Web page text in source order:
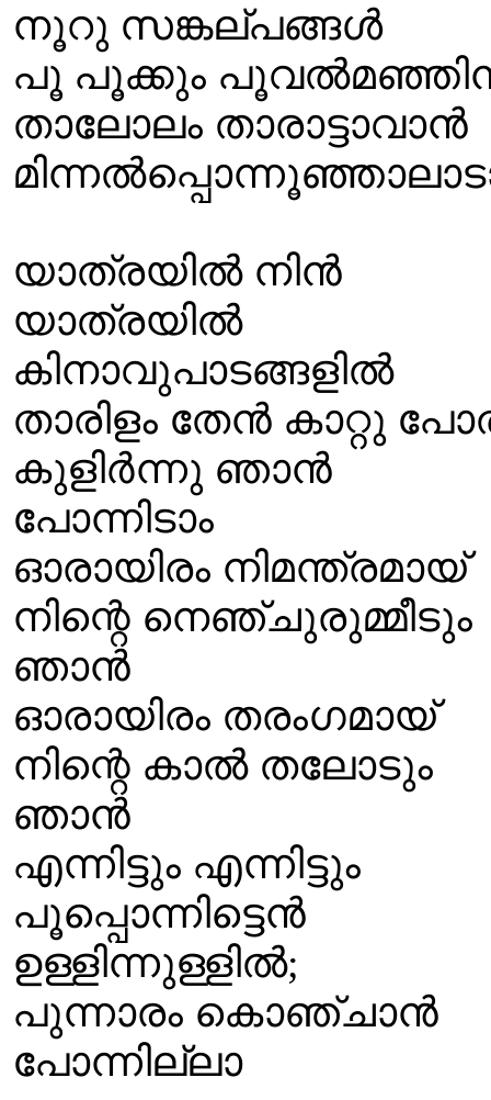
നൂറു സങ്കല്പങ്ങൾ
പൂ പൂക്കും
താലോലം താരാട്ടാവാൻ
യാത്രയിൽ നിൻ
യാത്രയിൽ
കിനാവുപാടങ്ങളിൽ
താരിളം തേൻ കാറ്റു
കുളിർന്നു ഞാൻ
പോന്നിടാം
ഓരായിരം നിമന്ത്രമായ്
നിന്റെ നെഞ്ചുരുമ്മീടും
ഞാൻ
ഓരായിരം തരംഗമായ്
നിന്റെ കാൽ തലോടും
ഞാൻ
എന്നിട്ടും എന്നിട്ടും
പൂപ്പൊന്നിട്ടെൻ
ഉള്ളിന്നുള്ളിൽ;
പുന്നാരം കൊഞ്ചാൻ
പോന്നില്ലാ